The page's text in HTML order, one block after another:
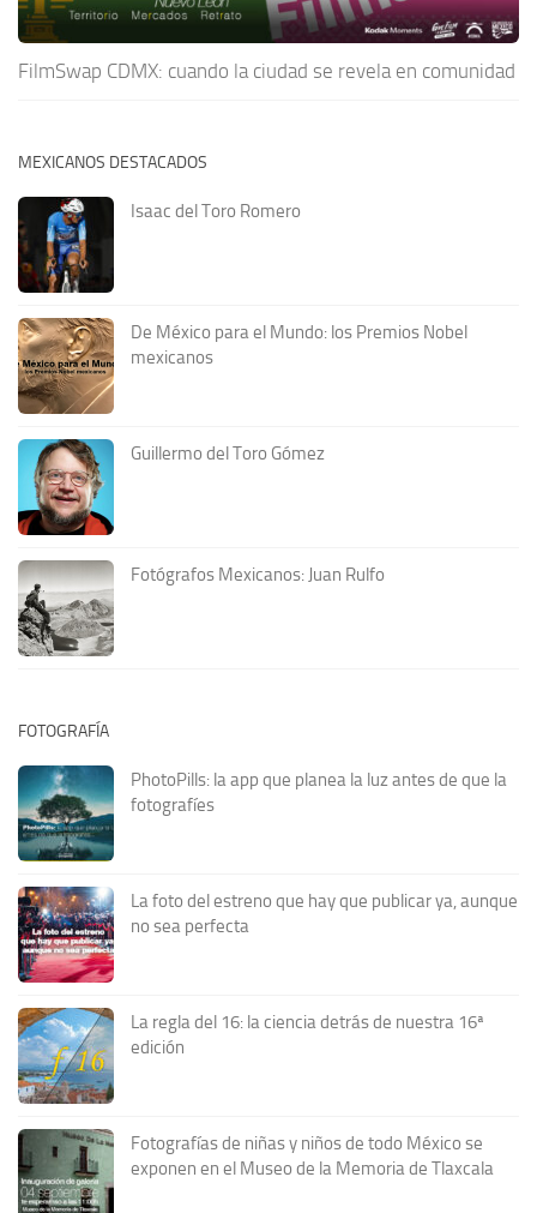
FilmSwap CDMX: cuando la ciudad se revela en comunidad
MEXICANOS DESTACADOS
Isaac del Toro Romero
De México para el Mundo: los Premios Nobel
mexicanos
Guillermo del Toro Gómez
Fotógrafos Mexicanos: Juan Rulfo
FOTOGRAFÍA
PhotoPills: la app que planea la luz antes de que la
fotografíes
La foto del estreno que hay que publicar ya, aunque
no sea perfecta
La regla del 16: la ciencia detrás de nuestra 16ª
edición
Fotografías de niñas y niños de todo México se
exponen en el Museo de la Memoria de Tlaxcala